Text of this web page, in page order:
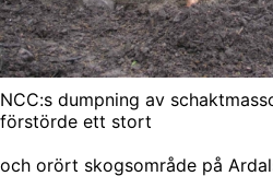
NCC:s dumpning av
förstörde ett stort
och orört skogsområde på